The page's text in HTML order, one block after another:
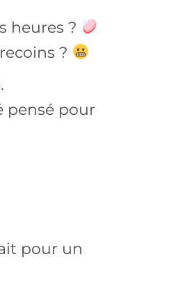
heures ?
?
pensé pour
pour un